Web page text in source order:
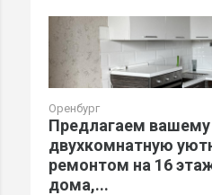
Оренбург
Предлагаем
двухкомнатную
ремонтом на 16
дома,...